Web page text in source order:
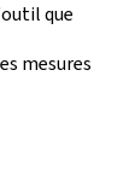
que
mesures